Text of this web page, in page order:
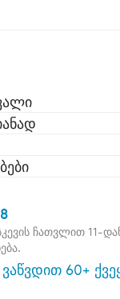
ჩათვლით 11-
60+